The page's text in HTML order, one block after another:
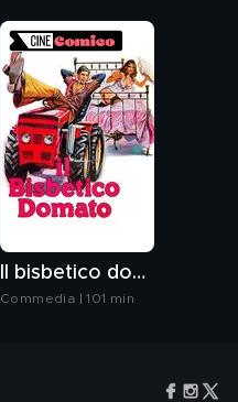
Il bisbetico domato
Commedia | 101 min